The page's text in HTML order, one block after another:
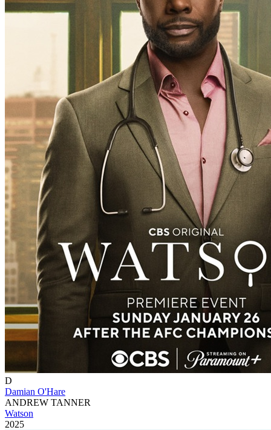
D
Damian O'Hare
ANDREW TANNER
Watson
2025